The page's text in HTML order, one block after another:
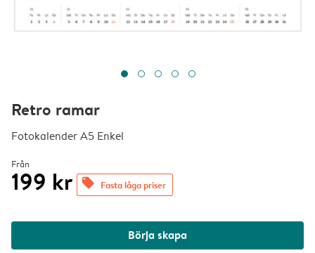
Retro ramar
Fotokalender A5 Enkel
Från
199 kr offers Fasta låga priser
Börja skapa